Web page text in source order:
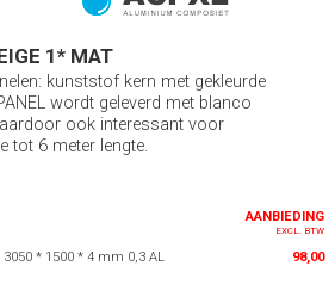
1* MAT
kunststof kern met gekleurde
wordt geleverd met blanco
ook interessant voor
tot 6 meter lengte.
AANBIEDING
EXCL. BTW
3050 * 1500 * 4 mm 0,3 AL 98,00